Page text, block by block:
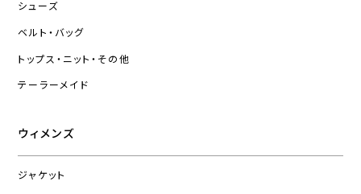
シューズ
ベルト・バッグ
トップス・ニット・その他
テーラーメイド
ウィメンズ
ジャケット